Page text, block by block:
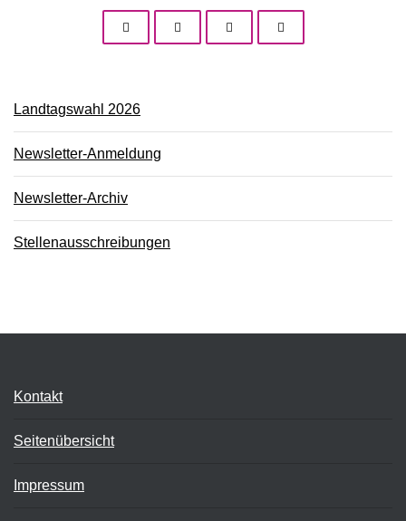
Landtagswahl 2026
Newsletter-Anmeldung
Newsletter-Archiv
Stellenausschreibungen
Kontakt
Seitenübersicht
Impressum